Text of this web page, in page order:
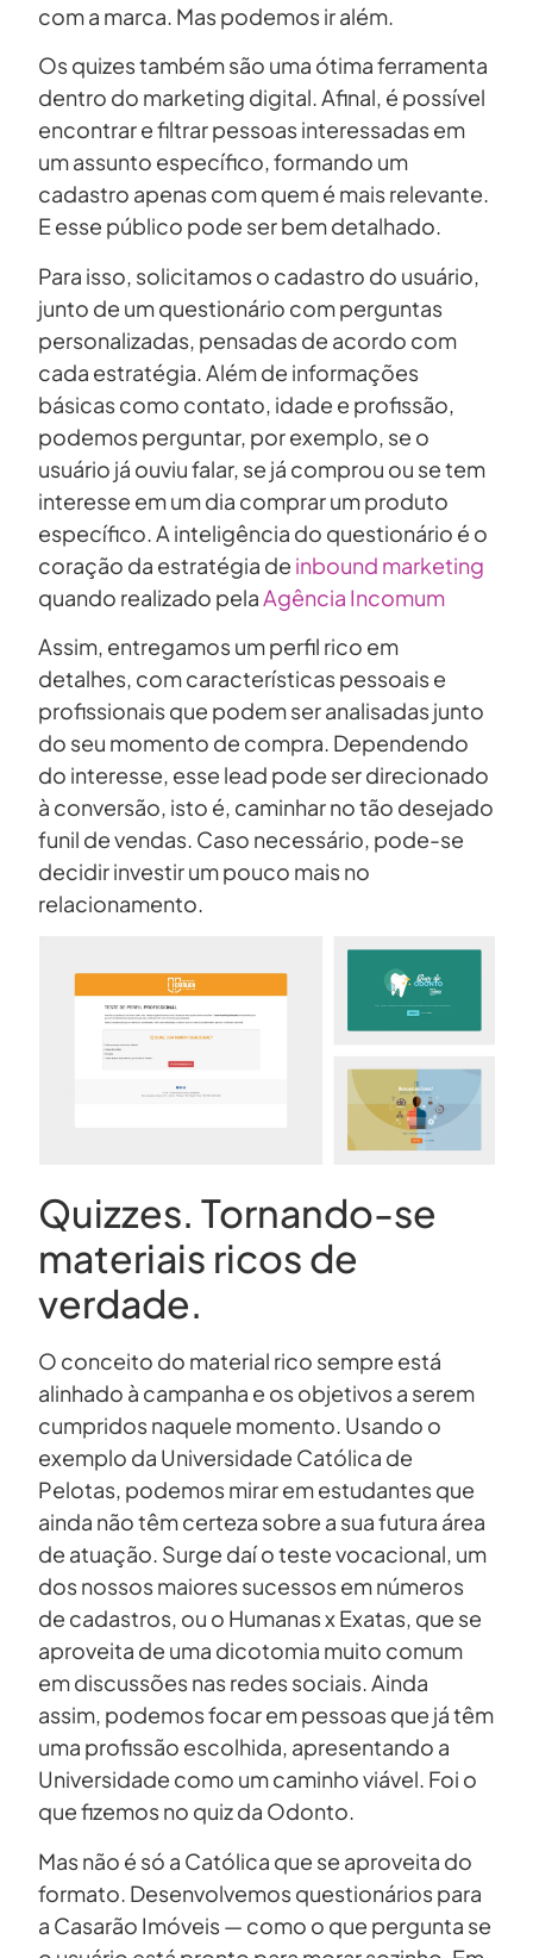
com a marca. Mas podemos ir além.
Os quizes também são uma ótima ferramenta
dentro do marketing digital. Afinal, é possível
encontrar e filtrar pessoas interessadas em
um assunto específico, formando um
cadastro apenas com quem é mais relevante.
E esse público pode ser bem detalhado.
Para isso, solicitamos o cadastro do usuário,
junto de um questionário com perguntas
personalizadas, pensadas de acordo com
cada estratégia. Além de informações
básicas como contato, idade e profissão,
podemos perguntar, por exemplo, se o
usuário já ouviu falar, se já comprou ou se tem
interesse em um dia comprar um produto
específico. A inteligência do questionário é o
coração da estratégia de inbound marketing
quando realizado pela Agência Incomum
Assim, entregamos um perfil rico em
detalhes, com características pessoais e
profissionais que podem ser analisadas junto
do seu momento de compra. Dependendo
do interesse, esse lead pode ser direcionado
à conversão, isto é, caminhar no tão desejado
funil de vendas. Caso necessário, pode-se
decidir investir um pouco mais no
relacionamento.
Quizzes. Tornando-se
materiais ricos de
verdade.
O conceito do material rico sempre está
alinhado à campanha e os objetivos a serem
cumpridos naquele momento. Usando o
exemplo da Universidade Católica de
Pelotas, podemos mirar em estudantes que
ainda não têm certeza sobre a sua futura área
de atuação. Surge daí o teste vocacional, um
dos nossos maiores sucessos em números
de cadastros, ou o Humanas x Exatas, que se
aproveita de uma dicotomia muito comum
em discussões nas redes sociais. Ainda
assim, podemos focar em pessoas que já têm
uma profissão escolhida, apresentando a
Universidade como um caminho viável. Foi o
que fizemos no quiz da Odonto.
Mas não é só a Católica que se aproveita do
formato. Desenvolvemos questionários para
a Casarão Imóveis — como o que pergunta se